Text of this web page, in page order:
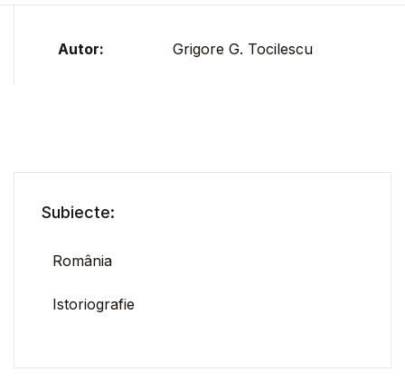
Autor: Grigore G. Tocilescu
Subiecte:
România
Istoriografie